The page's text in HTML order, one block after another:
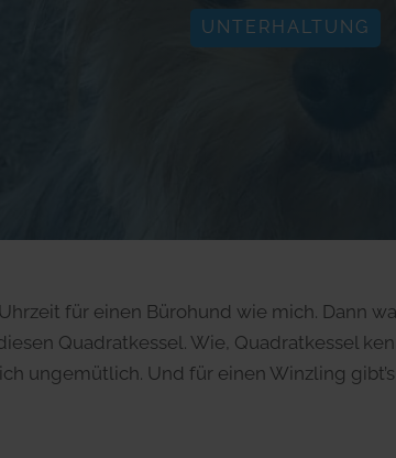
UNTERHALTUNG
für einen Bürohund wie mich. Dann
Quadratkessel. Wie, Quadratkessel
ungemütlich. Und für einen Winzling